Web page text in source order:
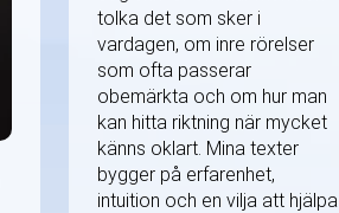
tolka det som sker i
vardagen, om inre rörelser
som ofta passerar
obemärkta och om hur man
kan hitta riktning när mycket
känns oklart. Mina texter
bygger på erfarenhet,
intuition och en vilja att hjälpa